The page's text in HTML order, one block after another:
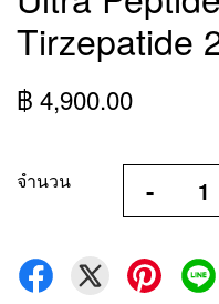
Tirzepatide
฿ 4,900.00
จำนวน -